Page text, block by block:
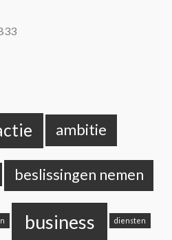
ambitie
beslissingen nemen
business diensten